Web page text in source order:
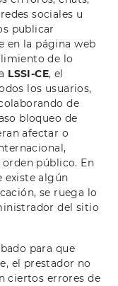
sociales u
publicar
en la página web
de lo
LSSI-CE, el
los usuarios,
de
bloqueo de
afectar o
público. En
existe algún
se ruega lo
del sitio
para que
el prestador no
ciertos errores de